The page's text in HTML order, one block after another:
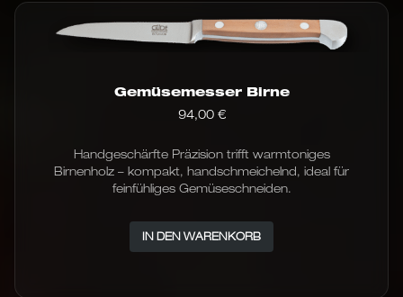
Gemüsemesser Birne
94,00 €
Handgeschärfte Präzision trifft warmtoniges
Birnenholz – kompakt, handschmeichelnd, ideal für
feinfühliges Gemüseschneiden.
IN DEN WARENKORB